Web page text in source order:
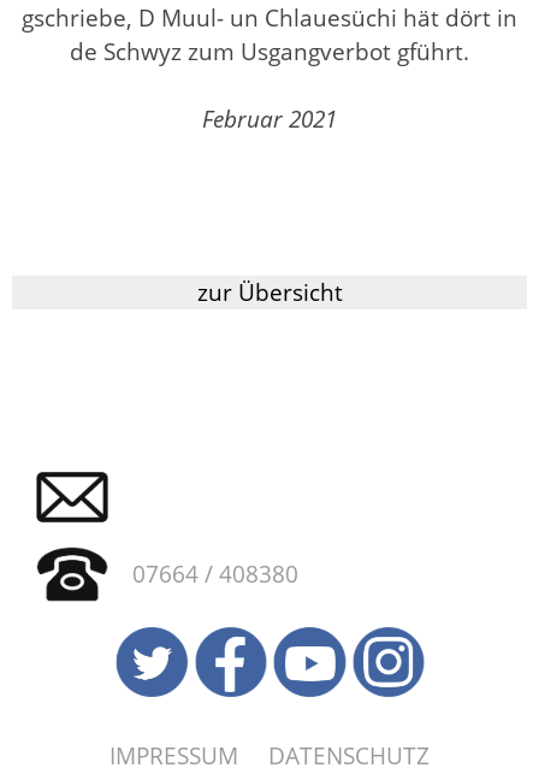
gschriebe, D Muul- un Chlauesüchi hät dört in
de Schwyz zum Usgangverbot gführt.
Februar 2021
zur Übersicht
07664 / 408380
IMPRESSUM DATENSCHUTZ